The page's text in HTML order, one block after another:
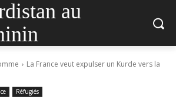
au
La France veut expulser un Kurde vers la
Réfugiés